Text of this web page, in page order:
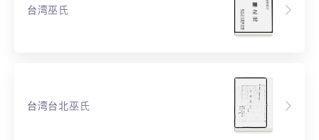
台湾巫氏
台湾台北巫氏